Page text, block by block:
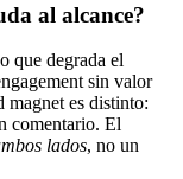
al alcance?
que degrada el
sin valor
magnet es distinto:
comentario. El
lados, no un